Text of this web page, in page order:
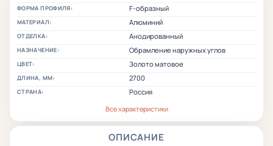
ФОРМА ПРОФИЛЯ: F-образный
МАТЕРИАЛ: Алюминий
ОТДЕЛКА: Анодированный
НАЗНАЧЕНИЕ: Обрамление наружных углов
ЦВЕТ: Золото матовое
ДЛИНА, ММ: 2700
СТРАНА:
Россия
Все характеристики
ОПИСАНИЕ